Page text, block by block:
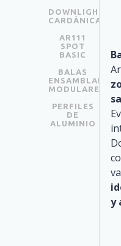
DOWNLIGHTS
CARDÁNICAS
AR111
SPOT
BASIC
BALAS
ENSAMBLABLES
MODULARES
PERFILES
DE
ALUMINIO
y